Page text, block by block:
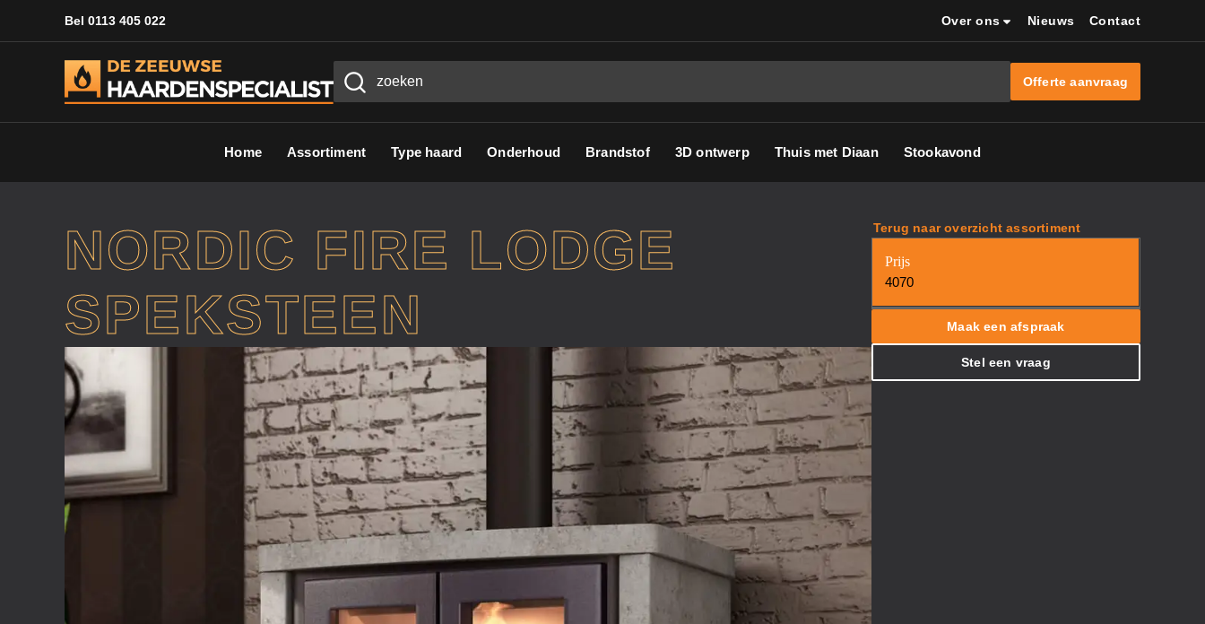
Bel 0113 405 022 Over ons Nieuws Contact
Offerte aanvraag
Home Assortiment Type haard Onderhoud Brandstof 3D ontwerp Thuis met Diaan Stookavond
NORDIC FIRE LODGE
SPEKSTEEN
Terug naar overzicht assortiment
Prijs
4070
Maak een afspraak
Stel een vraag